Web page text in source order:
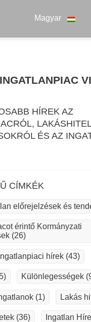
Magyar
HÍREK AZ
ÉS AZ
CÍMKÉK
előrejelzések és
érintő Kormányzati
(26)
hírek (43)
Különlegességek
(1) Lakás
(36) Ingatlan